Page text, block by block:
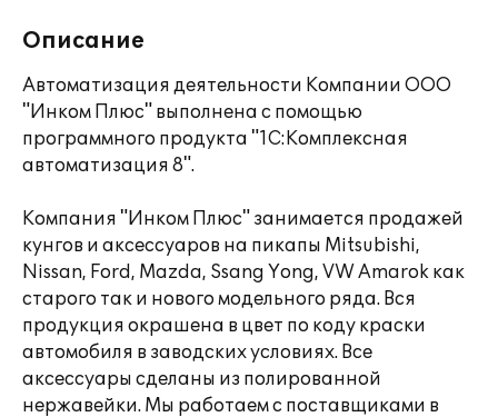
Описание
Автоматизация деятельности Компании ООО
"Инком Плюс" выполнена с помощью
программного продукта "1С:Комплексная
автоматизация 8".
Компания "Инком Плюс" занимается продажей
кунгов и аксессуаров на пикапы Mitsubishi,
Nissan, Ford, Mazda, Ssang Yong, VW Amarok как
старого так и нового модельного ряда. Вся
продукция окрашена в цвет по коду краски
автомобиля в заводских условиях. Все
аксессуары сделаны из полированной
нержавейки. Мы работаем с поставщиками в